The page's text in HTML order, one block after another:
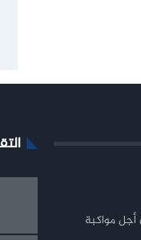
أجل مواكبة